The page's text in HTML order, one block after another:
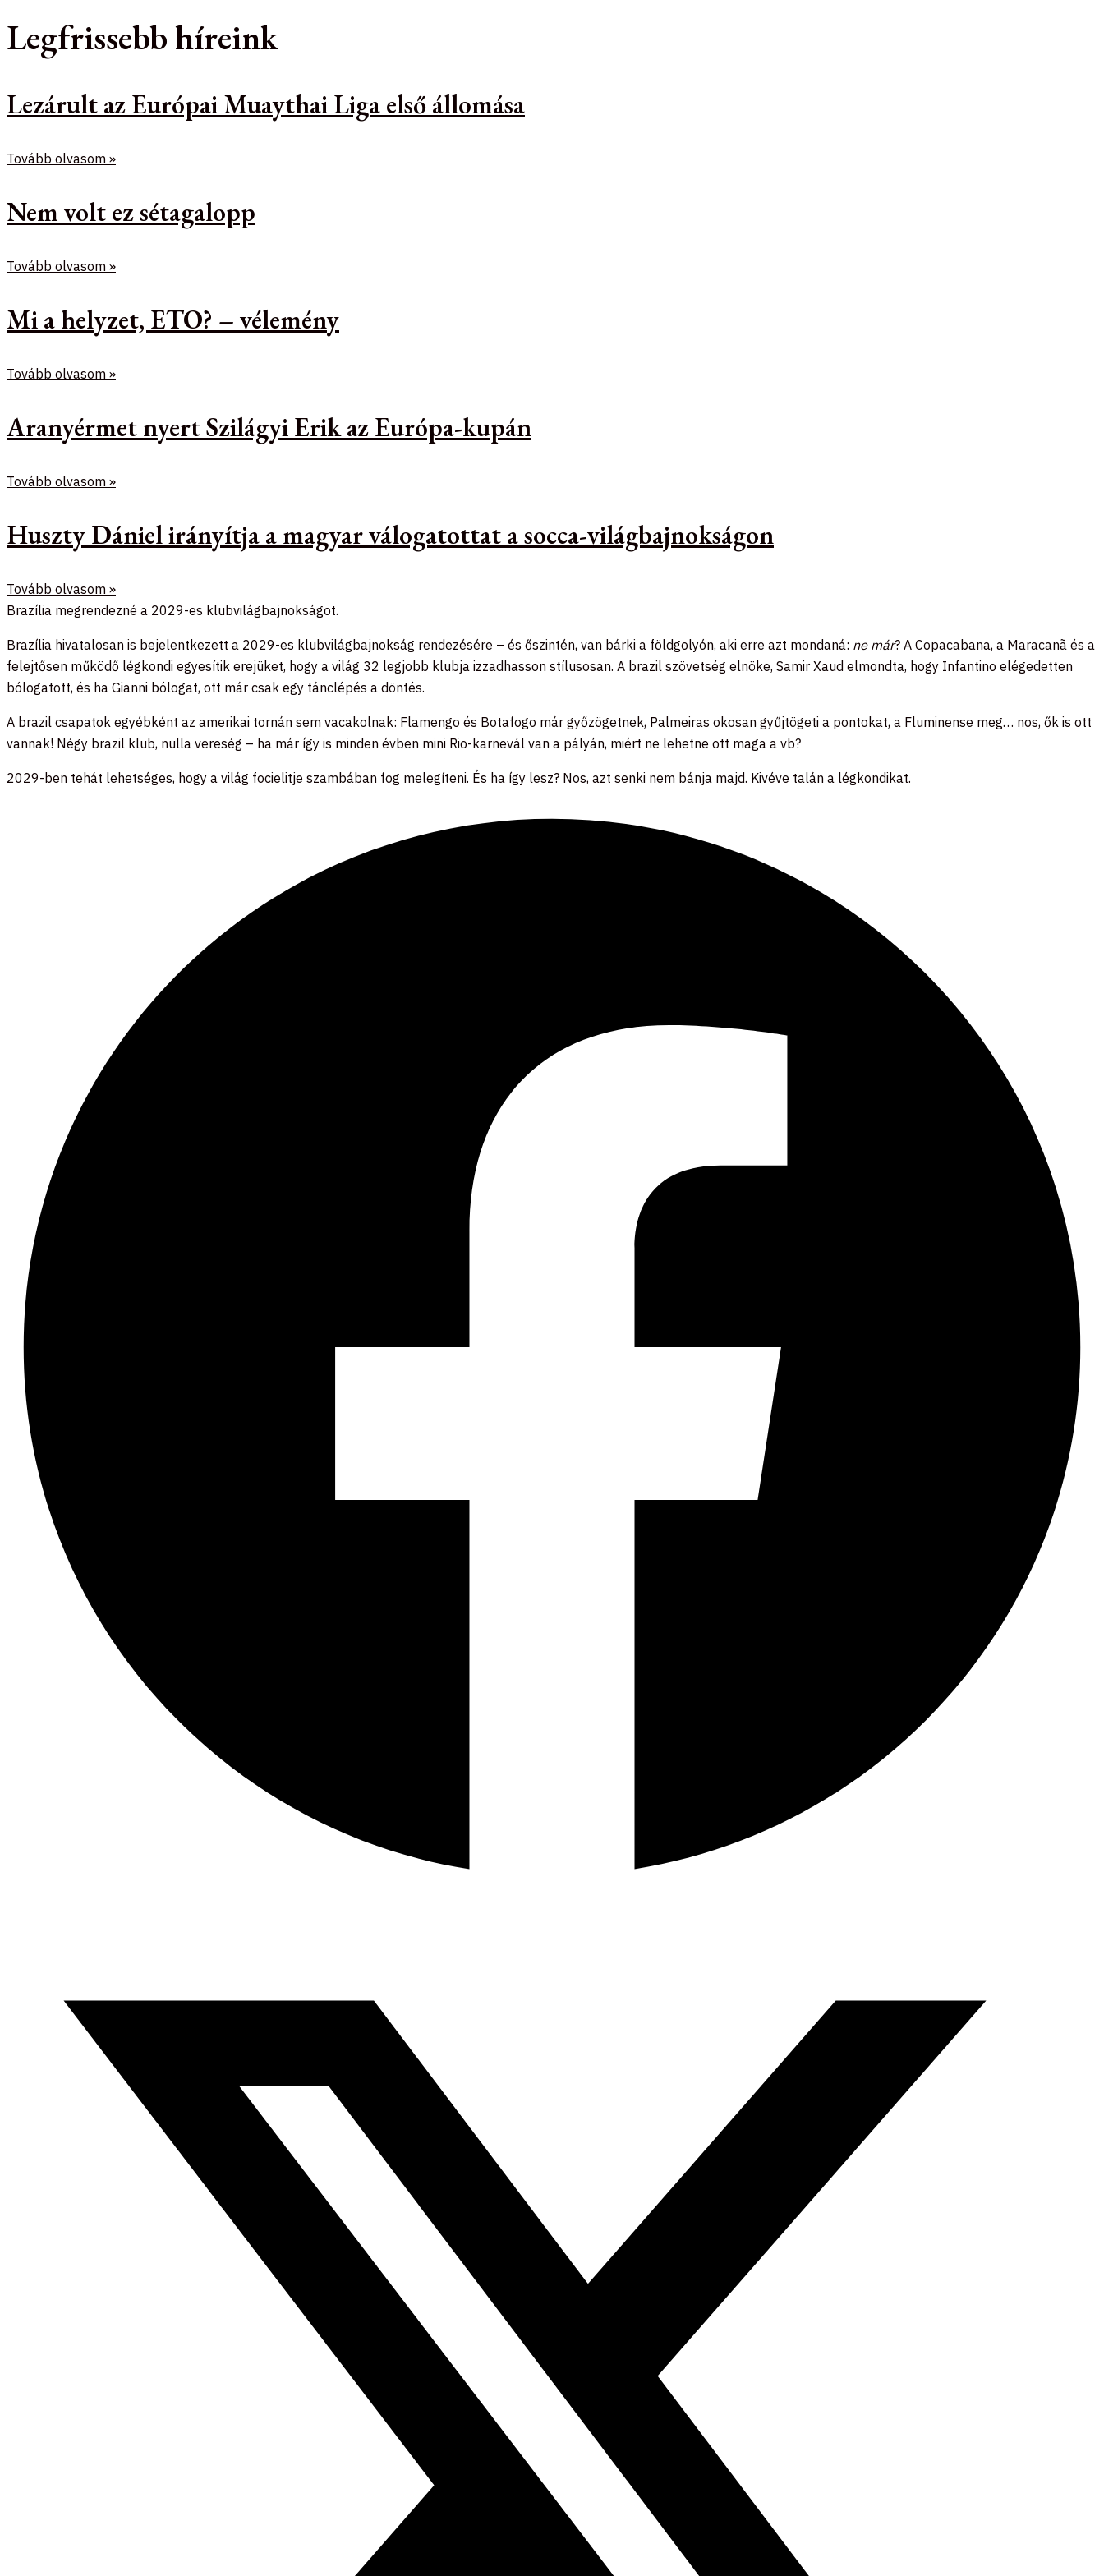
Legfrissebb híreink
Lezárult az Európai Muaythai Liga első állomása
Tovább olvasom »
Nem volt ez sétagalopp
Tovább olvasom »
Mi a helyzet, ETO? – vélemény
Tovább olvasom »
Aranyérmet nyert Szilágyi Erik az Európa-kupán
Tovább olvasom »
Huszty Dániel irányítja a magyar válogatottat a socca-világbajnokságon
Tovább olvasom »
Brazília megrendezné a 2029-es klubvilágbajnokságot.
Brazília hivatalosan is bejelentkezett a 2029-es klubvilágbajnokság rendezésére – és őszintén, van bárki a földgolyón, aki erre azt mondaná: ne már? A Copacabana, a Maracanã és a
felejtősen működő légkondi egyesítik erejüket, hogy a világ 32 legjobb klubja izzadhasson stílusosan. A brazil szövetség elnöke, Samir Xaud elmondta, hogy Infantino elégedetten
bólogatott, és ha Gianni bólogat, ott már csak egy tánclépés a döntés.
A brazil csapatok egyébként az amerikai tornán sem vacakolnak: Flamengo és Botafogo már győzögetnek, Palmeiras okosan gyűjtögeti a pontokat, a Fluminense meg… nos, ők is ott
vannak! Négy brazil klub, nulla vereség – ha már így is minden évben mini Rio-karnevál van a pályán, miért ne lehetne ott maga a vb?
2029-ben tehát lehetséges, hogy a világ focielitje szambában fog melegíteni. És ha így lesz? Nos, azt senki nem bánja majd. Kivéve talán a légkondikat.